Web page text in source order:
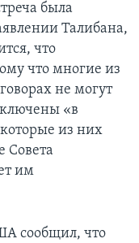
была
Талибана,
что
что многие из
не могут
«в
из них
Совета
им
сообщил, что